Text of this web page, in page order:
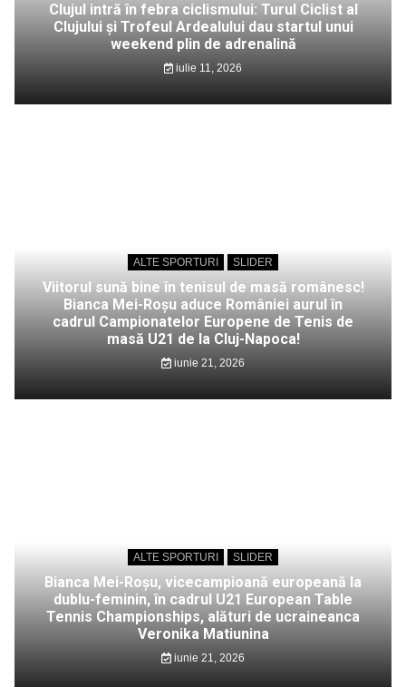
Clujul intră în febra ciclismului: Turul Ciclist al
Clujului și Trofeul Ardealului dau startul unui
weekend plin de adrenalină
iulie 11, 2026
ALTE SPORTURI SLIDER
Viitorul sună bine în tenisul de masă românesc!
Bianca Mei-Roșu aduce României aurul în
cadrul Campionatelor Europene de Tenis de
masă U21 de la Cluj-Napoca!
iunie 21, 2026
ALTE SPORTURI SLIDER
Bianca Mei-Roșu, vicecampioană europeană la
dublu-feminin, în cadrul U21 European Table
Tennis Championships, alături de ucraineanca
Veronika Matiunina
iunie 21, 2026